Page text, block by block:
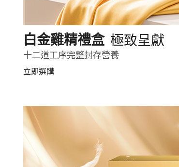
白金雞精禮盒 極致呈獻
十二道工序完整封存營養
立即選購